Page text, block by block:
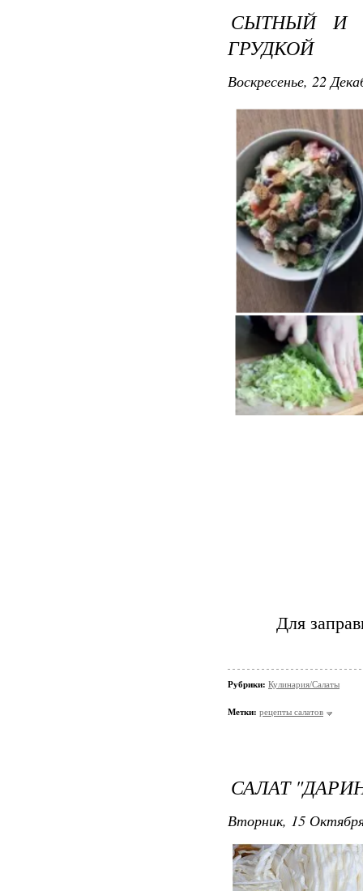
СЫТНЫЙ И
ГРУДКОЙ
Воскресенье, 22
Для
Рубрики: Кулинария/Салаты
Метки: рецепты салатов
САЛАТ
Вторник, 15